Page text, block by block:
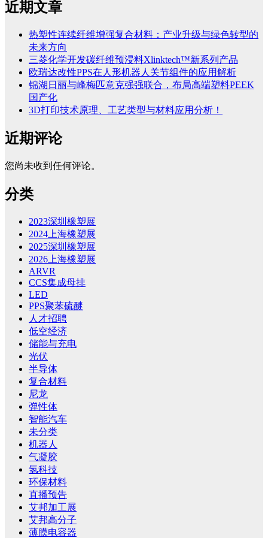
近期文章
热塑性连续纤维增强复合材料：产业升级与绿色转型的
未来方向
三菱化学开发碳纤维预浸料Xlinktech™新系列产品
欧瑞达改性PPS在人形机器人关节组件的应用解析
锦湖日丽与峰梅匹意克强强联合，布局高端塑料PEEK
国产化
3D打印技术原理、工艺类型与材料应用分析！
近期评论
您尚未收到任何评论。
分类
2023深圳橡塑展
2024上海橡塑展
2025深圳橡塑展
2026上海橡塑展
ARVR
CCS集成母排
LED
PPS聚苯硫醚
人才招聘
低空经济
储能与充电
光伏
半导体
复合材料
尼龙
弹性体
智能汽车
未分类
机器人
气凝胶
氢科技
环保材料
直播预告
艾邦加工展
艾邦高分子
薄膜电容器